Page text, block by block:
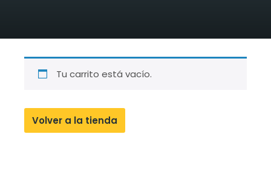
Tu carrito está vacío.
Volver a la tienda